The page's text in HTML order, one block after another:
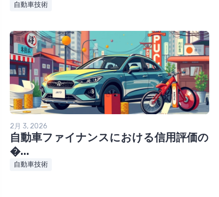
自動車技術
2月 3, 2026
自動車ファイナンスにおける信用評価の
�...
自動車技術